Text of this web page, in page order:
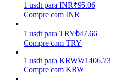
1 usdt para INR₹95.06
Compre com INR
1 usdt para TRY₺47.66
Compre com TRY
1 usdt para KRW₩1406.73
Compre com KRW